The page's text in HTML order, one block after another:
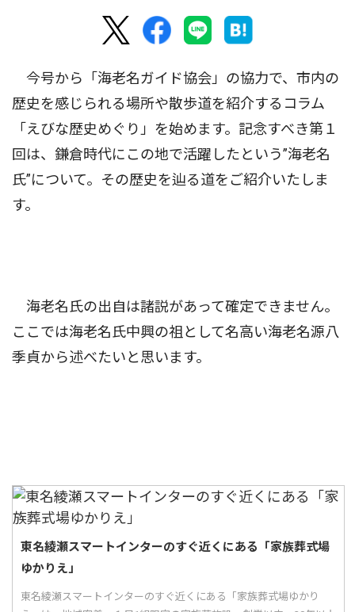
今号から「海老名ガイド協会」の協力で、市内の
歴史を感じられる場所や散歩道を紹介するコラム
「えびな歴史めぐり」を始めます。記念すべき第１
回は、鎌倉時代にこの地で活躍したという”海老名
氏”について。その歴史を辿る道をご紹介いたしま
す。
海老名氏の出自は諸説があって確定できません。
ここでは海老名氏中興の祖として名高い海老名源八
季貞から述べたいと思います。
東名綾瀬スマートインターのすぐ近くにある「家族葬式場
ゆかりえ」
東名綾瀬スマートインターのすぐ近くにある「家族葬式場ゆかり